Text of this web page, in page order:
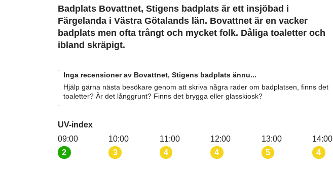
Badplats Bovattnet, Stigens badplats är ett insjöbad i
Färgelanda i Västra Götalands län. Bovattnet är en vacker
badplats men ofta trångt och mycket folk. Dåliga toaletter och
ibland skräpigt.
Inga recensioner av Bovattnet, Stigens badplats ännu...
Hjälp gärna nästa besökare genom att skriva några rader om badplatsen, finns det
toaletter? Är det långgrunt? Finns det brygga eller glasskiosk?
UV-index
09:00
2
10:00
3
11:00
4
12:00
4
13:00
5
14:00
4